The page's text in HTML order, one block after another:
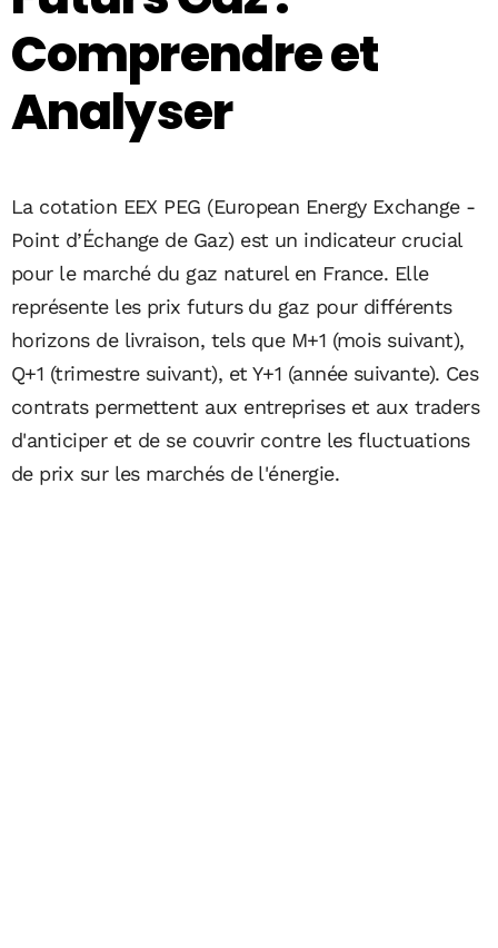
Comprendre et
Analyser
La cotation EEX PEG (European Energy Exchange -
Point d’Échange de Gaz) est un indicateur crucial
pour le marché du gaz naturel en France. Elle
représente les prix futurs du gaz pour différents
horizons de livraison, tels que M+1 (mois suivant),
Q+1 (trimestre suivant), et Y+1 (année suivante). Ces
contrats permettent aux entreprises et aux traders
d'anticiper et de se couvrir contre les fluctuations
de prix sur les marchés de l'énergie.